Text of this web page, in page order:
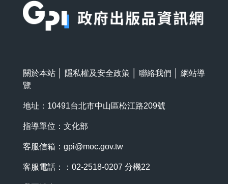
關於本站 隱私權及安全政策 聯絡我們
網站導
覽
地址：10491台北市中山區松江路209號
指導單位：文化部
客服信箱： gpi@moc.gov.tw
客服電話：：02-2518-0207 分機22